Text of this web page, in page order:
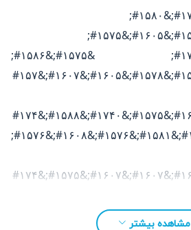
&#۱۶۶۲;&#۱۷۰۵;&#۱۷۴۰;&#۱۵۸۰;
&#۱۶۶۲;&#۱۵۷۵;&#۱۵۸۵;&#۱۶۰۵;&#۱۵۷۵;
&#۱۷۴۰;&#۱۷۰۵;&#۱۷۴۰; &#۱۵۷۵;&#۱۵۸۶;
&#۱۵۸۷;&#۱۷۴۰;&#۱۵۸۷;&#۱۵۷۸;&#۱۶۰۵;‌&#۱۶۰۷;&#۱۵۷
&#۱۷۱۱;&#۱۵۸۵;&#۱۶۰۵;&#۱۵۷۵;&#۱۷۴۰;&#۱۵۸۸;&#۱۷۴
۰; &#۱۶۰۵;&#۱۵۸۱;&#۱۵۷۶;&#۱۶۰۸;&#۱۵۷۶;
&#۱۵۸۲;&#۱۵۷۵;&#۱۶۰۶;&#۱۶۰۷;‌&#۱۶۰۷;&#۱۵۷۵;&#۱۷۴
مشاهده بیشتر